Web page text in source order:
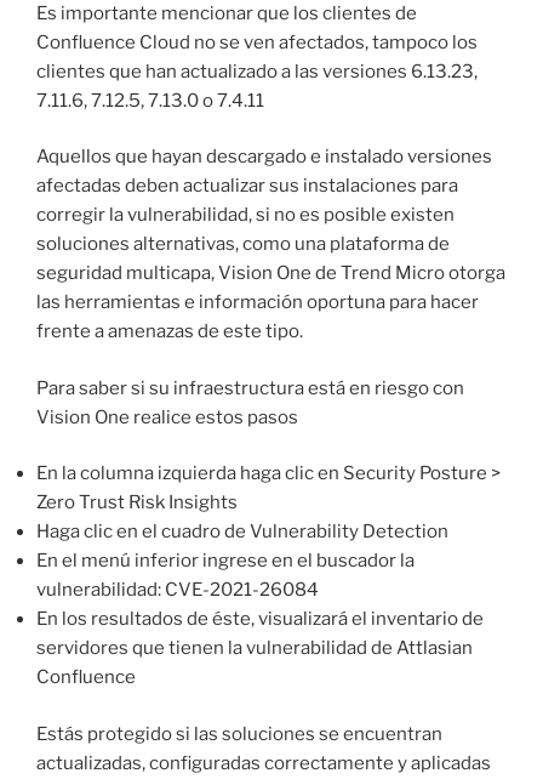
Es importante mencionar que los clientes de
Confluence Cloud no se ven afectados, tampoco los
clientes que han actualizado a las versiones 6.13.23,
7.11.6, 7.12.5, 7.13.0 o 7.4.11
Aquellos que hayan descargado e instalado versiones
afectadas deben actualizar sus instalaciones para
corregir la vulnerabilidad, si no es posible existen
soluciones alternativas, como una plataforma de
seguridad multicapa, Vision One de Trend Micro otorga
las herramientas e información oportuna para hacer
frente a amenazas de este tipo.
Para saber si su infraestructura está en riesgo con
Vision One realice estos pasos
En la columna izquierda haga clic en Security Posture >
Zero Trust Risk Insights
Haga clic en el cuadro de Vulnerability Detection
En el menú inferior ingrese en el buscador la
vulnerabilidad: CVE-2021-26084
En los resultados de éste, visualizará el inventario de
servidores que tienen la vulnerabilidad de Attlasian
Confluence
Estás protegido si las soluciones se encuentran
actualizadas, configuradas correctamente y aplicadas